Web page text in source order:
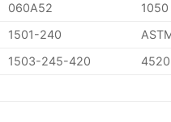
060A52 1050
1501-240
1503-245-420 4520